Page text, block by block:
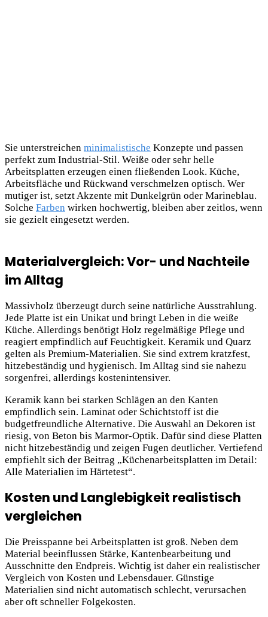
Sie unterstreichen minimalistische Konzepte und passen
perfekt zum Industrial-Stil. Weiße oder sehr helle
Arbeitsplatten erzeugen einen fließenden Look. Küche,
Arbeitsfläche und Rückwand verschmelzen optisch. Wer
mutiger ist, setzt Akzente mit Dunkelgrün oder Marineblau.
Solche Farben wirken hochwertig, bleiben aber zeitlos, wenn
sie gezielt eingesetzt werden.
Materialvergleich: Vor- und Nachteile
im Alltag
Massivholz überzeugt durch seine natürliche Ausstrahlung.
Jede Platte ist ein Unikat und bringt Leben in die weiße
Küche. Allerdings benötigt Holz regelmäßige Pflege und
reagiert empfindlich auf Feuchtigkeit. Keramik und Quarz
gelten als Premium-Materialien. Sie sind extrem kratzfest,
hitzebeständig und hygienisch. Im Alltag sind sie nahezu
sorgenfrei, allerdings kostenintensiver.
Keramik kann bei starken Schlägen an den Kanten
empfindlich sein. Laminat oder Schichtstoff ist die
budgetfreundliche Alternative. Die Auswahl an Dekoren ist
riesig, von Beton bis Marmor-Optik. Dafür sind diese Platten
nicht hitzebeständig und zeigen Fugen deutlicher. Vertiefend
empfiehlt sich der Beitrag „Küchenarbeitsplatten im Detail:
Alle Materialien im Härtetest“.
Kosten und Langlebigkeit realistisch
vergleichen
Die Preisspanne bei Arbeitsplatten ist groß. Neben dem
Material beeinflussen Stärke, Kantenbearbeitung und
Ausschnitte den Endpreis. Wichtig ist daher ein realistischer
Vergleich von Kosten und Lebensdauer. Günstige
Materialien sind nicht automatisch schlecht, verursachen
aber oft schneller Folgekosten.